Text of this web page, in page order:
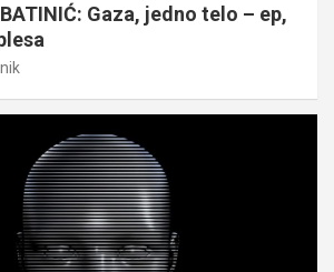
Gaza, jedno telo – ep,